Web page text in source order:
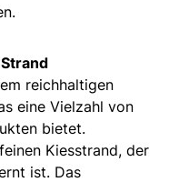
reichhaltigen
eine Vielzahl von
bietet.
Kiesstrand, der
ist. Das